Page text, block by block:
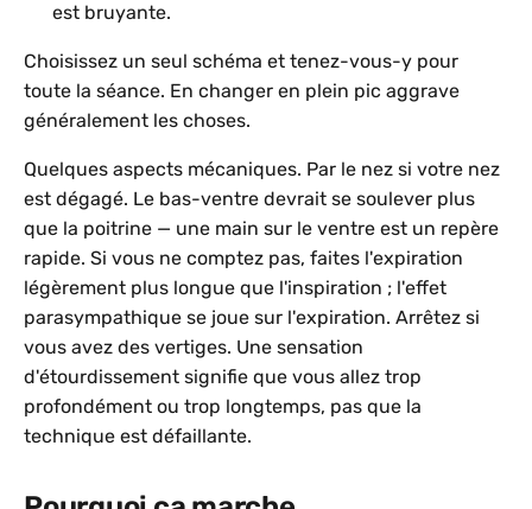
est bruyante.
Choisissez un seul schéma et tenez-vous-y pour
toute la séance. En changer en plein pic aggrave
généralement les choses.
Quelques aspects mécaniques. Par le nez si votre nez
est dégagé. Le bas-ventre devrait se soulever plus
que la poitrine — une main sur le ventre est un repère
rapide. Si vous ne comptez pas, faites l'expiration
légèrement plus longue que l'inspiration ; l'effet
parasympathique se joue sur l'expiration. Arrêtez si
vous avez des vertiges. Une sensation
d'étourdissement signifie que vous allez trop
profondément ou trop longtemps, pas que la
technique est défaillante.